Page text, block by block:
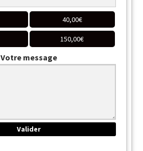
40,00€
150,00€
Votre message